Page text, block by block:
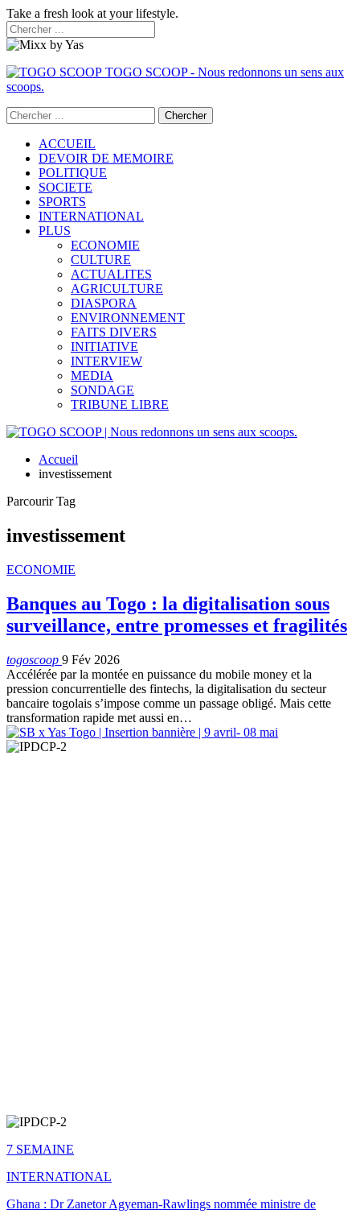
Take a fresh look at your lifestyle.
TOGO SCOOP - Nous redonnons un sens aux
scoops.
ACCUEIL
DEVOIR DE MEMOIRE
POLITIQUE
SOCIETE
SPORTS
INTERNATIONAL
PLUS
ECONOMIE
CULTURE
ACTUALITES
AGRICULTURE
DIASPORA
ENVIRONNEMENT
FAITS DIVERS
INITIATIVE
INTERVIEW
MEDIA
SONDAGE
TRIBUNE LIBRE
Accueil
investissement
Parcourir Tag
investissement
ECONOMIE
Banques au Togo : la digitalisation sous
surveillance, entre promesses et fragilités
togoscoop 9 Fév 2026
Accélérée par la montée en puissance du mobile money et la
pression concurrentielle des fintechs, la digitalisation du secteur
bancaire togolais s’impose comme un passage obligé. Mais cette
transformation rapide met aussi en…
7 SEMAINE
INTERNATIONAL
Ghana : Dr Zanetor Agyeman-Rawlings nommée ministre de